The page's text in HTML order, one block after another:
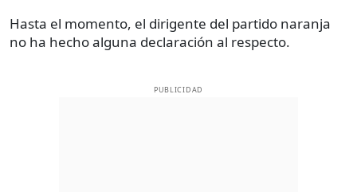
Hasta el momento, el dirigente del partido naranja
no ha hecho alguna declaración al respecto.
PUBLICIDAD